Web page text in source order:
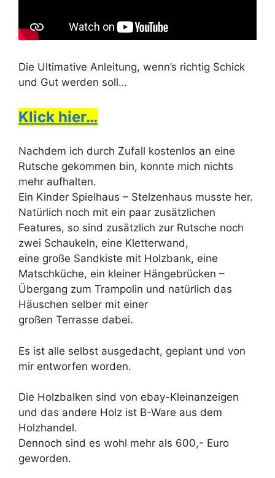
Die Ultimative Anleitung, wenn’s richtig Schick
und Gut werden soll…
Klick hier…
Nachdem ich durch Zufall kostenlos an eine
Rutsche gekommen bin, konnte mich nichts
mehr aufhalten.
Ein Kinder Spielhaus – Stelzenhaus musste her.
Natürlich noch mit ein paar zusätzlichen
Features, so sind zusätzlich zur Rutsche noch
zwei Schaukeln, eine Kletterwand,
eine große Sandkiste mit Holzbank, eine
Matschküche, ein kleiner Hängebrücken –
Übergang zum Trampolin und natürlich das
Häuschen selber mit einer
großen Terrasse dabei.
Es ist alle selbst ausgedacht, geplant und von
mir entworfen worden.
Die Holzbalken sind von ebay-Kleinanzeigen
und das andere Holz ist B-Ware aus dem
Holzhandel.
Dennoch sind es wohl mehr als 600,- Euro
geworden.